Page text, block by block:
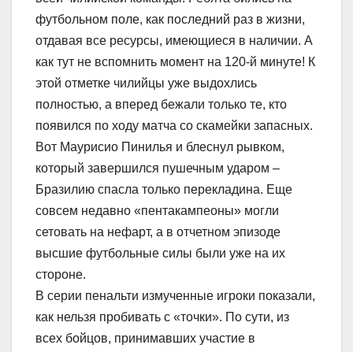
футбольном поле, как последний раз в жизни,
отдавая все ресурсы, имеющиеся в наличии. А
как тут не вспомнить момент на 120-й минуте! К
этой отметке чилийцы уже выдохлись
полностью, а вперед бежали только те, кто
появился по ходу матча со скамейки запасных.
Вот Маурисио Пинилья и блеснул рывком,
который завершился пушечным ударом –
Бразилию спасла только перекладина. Еще
совсем недавно «пентакампеоны» могли
сетовать на нефарт, а в отчетном эпизоде
высшие футбольные силы были уже на их
стороне.
В серии пенальти измученные игроки показали,
как нельзя пробивать с «точки». По сути, из
всех бойцов, принимавших участие в